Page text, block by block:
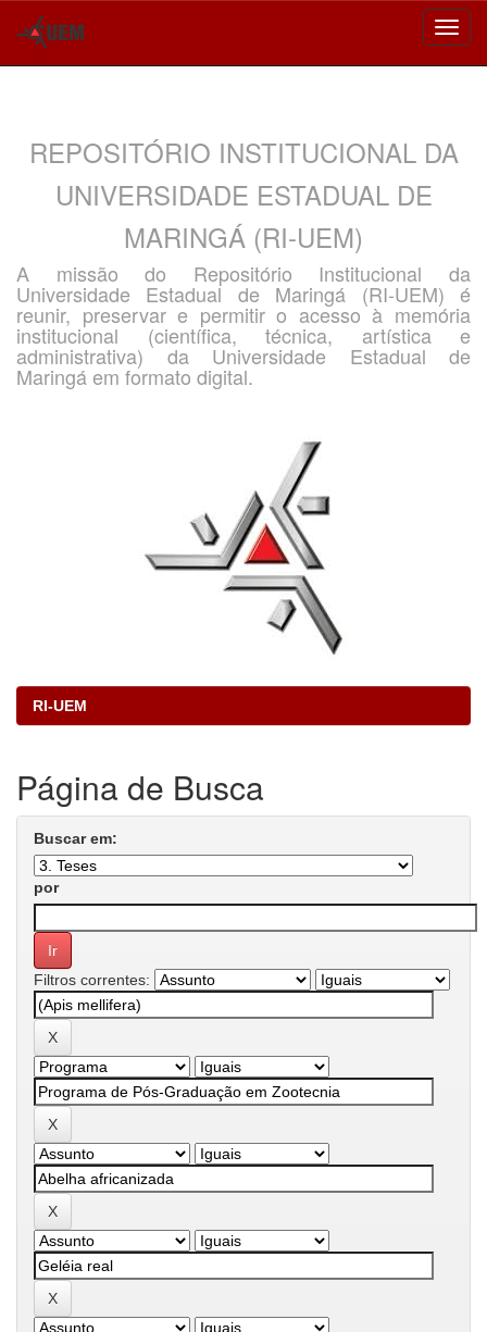
REPOSITÓRIO INSTITUCIONAL DA
UNIVERSIDADE ESTADUAL DE
MARINGÁ (RI-UEM)
A missão do Repositório Institucional da
Universidade Estadual de Maringá (RI-UEM) é
reunir, preservar e permitir o acesso à memória
institucional (científica, técnica, artística e
administrativa) da Universidade Estadual de
Maringá em formato digital.
RI-UEM
Página de Busca
Buscar em:
por
Filtros correntes: